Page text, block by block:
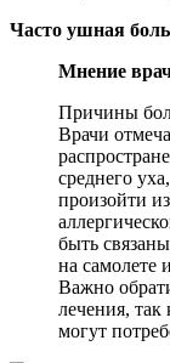
Часто ушная
Мнение
Причины
Врачи
среднего
произойти
быть
на самолете
Важно
лечения,
могут